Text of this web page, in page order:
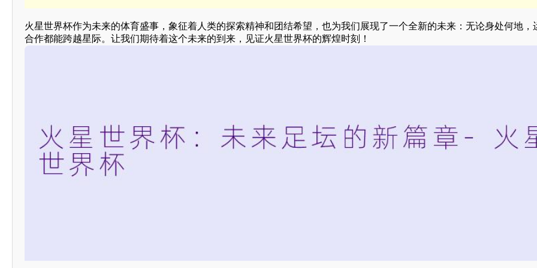
火星世界杯作为未来的体育盛事，象征着人类的探索精神和团结希望，也为我们展现了一个全新的未来：无论身处何地，
合作都能跨越星际。让我们期待着这个未来的到来，见证火星世界杯的辉煌时刻！